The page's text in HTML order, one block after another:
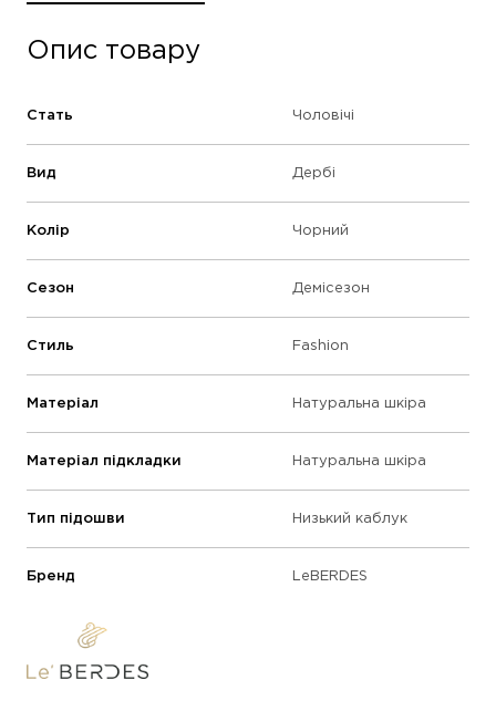
Опис товару
Стать Чоловічі
Вид Дербі
Колір Чорний
Сезон Демісезон
Стиль Fashion
Матеріал Натуральна шкіра
Матеріал підкладки Натуральна шкіра
Тип підошви Низький каблук
Бренд LeBERDES